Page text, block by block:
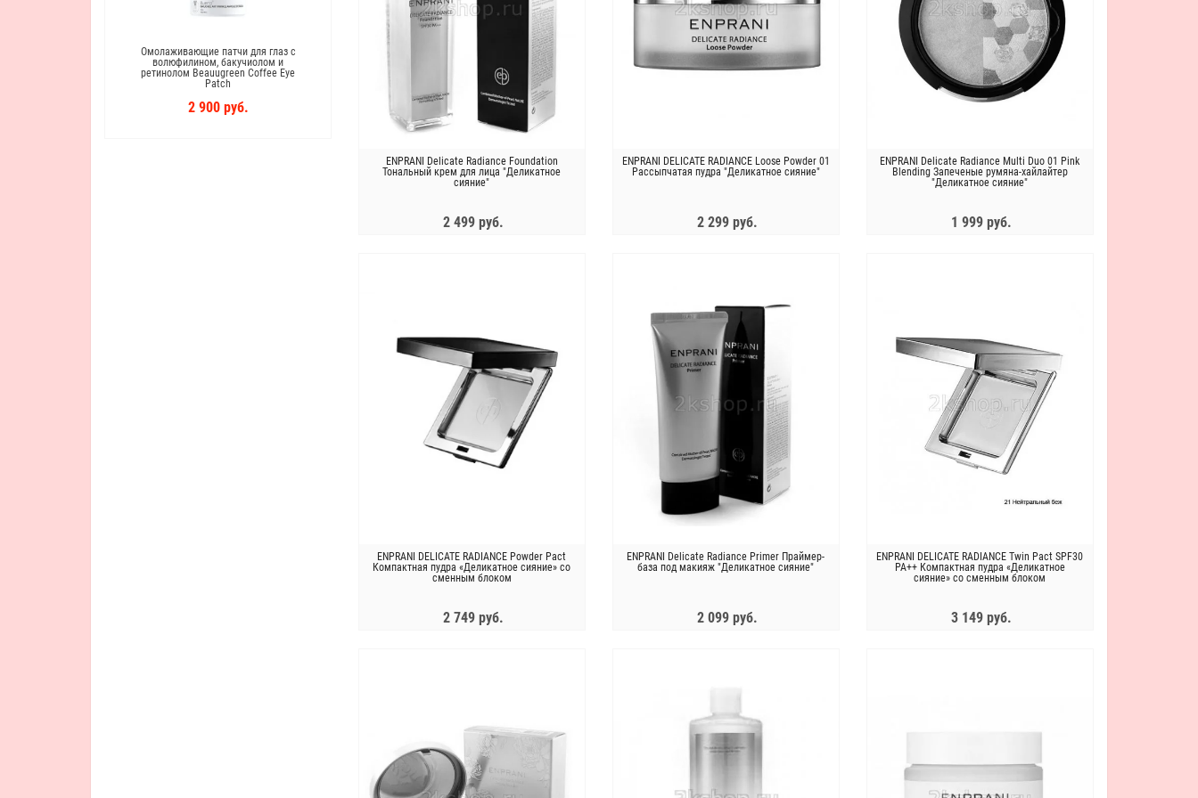
Омолаживающие патчи для глаз с
волюфилином, бакучиолом и
ретинолом Beauugreen Coffee Eye
Patch
2 900 руб.
Wrinkle Fill Up Peptide Cream
3 690 руб.
Коллагеновый лифтинг-крем
Meditime NEO Real Collagen Cream
BUENO MGF Peptide Крем для лица
антивозрастной с пептидами Bueno
MGF Peptide Wrinkle Cream Plus,50г
The Saem Набор увлажняющих
масок Skin Rest Enrich Moisture
ENPRANI Delicate Radiance Foundation
Тональный крем для лица "Деликатное
сияние"
2 499 руб.
ENPRANI DELICATE RADIANCE Loose Powder 01
Рассыпчатая пудра "Деликатное сияние"
2 299 руб.
ENPRANI Delicate Radiance Multi Duo 01 Pink
Blending Запеченые румяна-хайлайтер
"Деликатное сияние"
1 999 руб.
ENPRANI DELICATE RADIANCE Powder Pact
Компактная пудра «Деликатное сияние» со
сменным блоком
2 749 руб.
ENPRANI Delicate Radiance Primer Праймер-
база под макияж "Деликатное сияние"
2 099 руб.
ENPRANI DELICATE RADIANCE Twin Pact SPF30
PA++ Компактная пудра «Деликатное
сияние» со сменным блоком
3 149 руб.